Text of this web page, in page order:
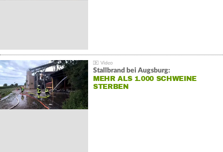
Stallbrand bei Augsburg:
MEHR ALS 1.000 SCHWEINE
STERBEN